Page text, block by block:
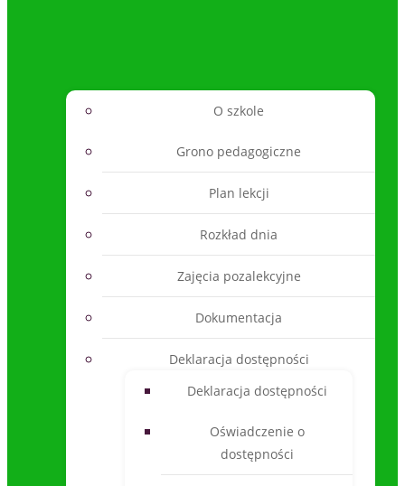
O szkole
Grono pedagogiczne
Plan lekcji
Rozkład dnia
Zajęcia pozalekcyjne
Dokumentacja
Deklaracja dostępności
Deklaracja dostępności
Oświadczenie o
dostępności